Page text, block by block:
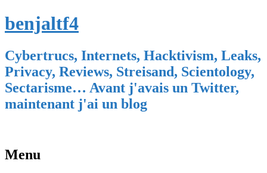
benjaltf4
Cybertrucs, Internets, Hacktivism, Leaks,
Privacy, Reviews, Streisand, Scientology,
Sectarisme… Avant j'avais un Twitter,
maintenant j'ai un blog
Menu